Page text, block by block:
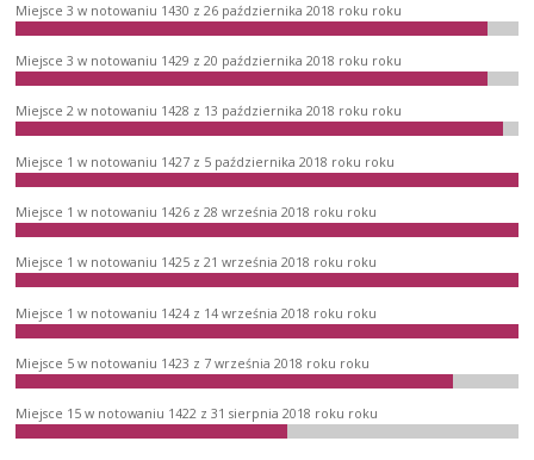
Miejsce 3 w notowaniu 1430 z 26 października 2018 roku roku
Miejsce 3 w notowaniu 1429 z 20 października 2018 roku roku
Miejsce 2 w notowaniu 1428 z 13 października 2018 roku roku
Miejsce 1 w notowaniu 1427 z 5 października 2018 roku roku
Miejsce 1 w notowaniu 1426 z 28 września 2018 roku roku
Miejsce 1 w notowaniu 1425 z 21 września 2018 roku roku
Miejsce 1 w notowaniu 1424 z 14 września 2018 roku roku
Miejsce 5 w notowaniu 1423 z 7 września 2018 roku roku
Miejsce 15 w notowaniu 1422 z 31 sierpnia 2018 roku roku